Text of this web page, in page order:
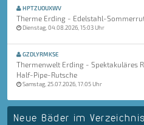
HPTZUOUXWV
Therme Erding - Edelstahl-
Dienstag, 04.08.2026, 15:03 Uhr
GZDLYRMKSE
Thermenwelt Erding - Spektakuläres
Half-Pipe-Rutsche
Samstag, 25.07.2026, 17:05 Uhr
Neue Bäder im Verzeichnis